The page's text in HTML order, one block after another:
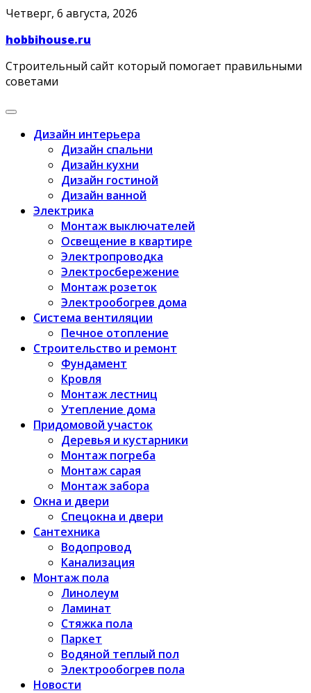
Skip
content
Четверг, 6 августа, 2026
hobbihouse.ru
Строительный сайт который помогает правильными
советами
Дизайн интерьера
Дизайн спальни
Дизайн кухни
Дизайн гостиной
Дизайн ванной
Электрика
Монтаж выключателей
Освещение в квартире
Электропроводка
Электросбережение
Монтаж розеток
Электрообогрев дома
Система вентиляции
Печное отопление
Строительство и ремонт
Фундамент
Кровля
Монтаж лестниц
Утепление дома
Придомовой участок
Деревья и кустарники
Монтаж погреба
Монтаж сарая
Монтаж забора
Окна и двери
Спецокна и двери
Сантехника
Водопровод
Канализация
Монтаж пола
Линолеум
Ламинат
Стяжка пола
Паркет
Водяной теплый пол
Электрообогрев пола
Новости